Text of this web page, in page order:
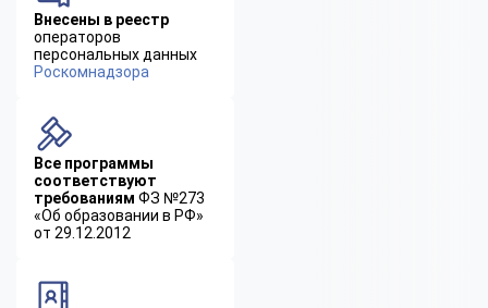
Внесены в реестр
операторов
персональных данных
Роскомнадзора
Все программы
соответствуют
требованиям ФЗ №273
«Об образовании в РФ»
от 29.12.2012